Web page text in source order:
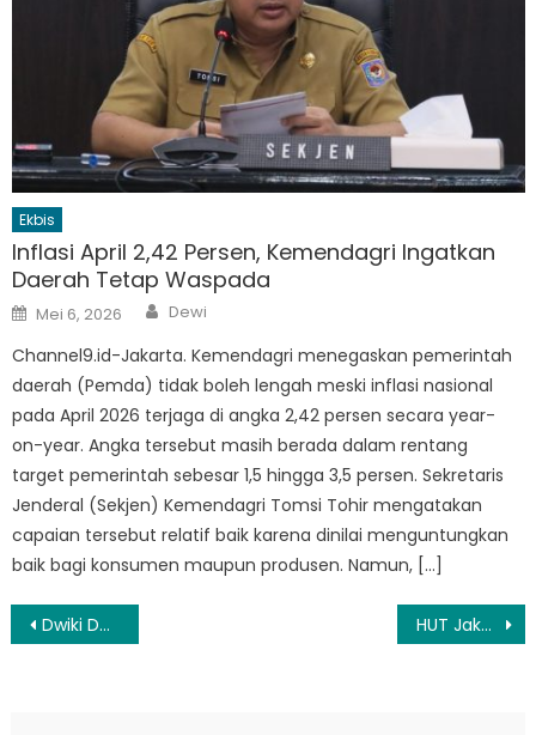
Ekbis
Inflasi April 2,42 Persen, Kemendagri Ingatkan
Daerah Tetap Waspada
Posted
on
Mei 6, 2026 Author
Dewi
Channel9.id-Jakarta. Kemendagri menegaskan pemerintah
daerah (Pemda) tidak boleh lengah meski inflasi nasional
pada April 2026 terjaga di angka 2,42 persen secara year-
on-year. Angka tersebut masih berada dalam rentang
target pemerintah sebesar 1,5 hingga 3,5 persen. Sekretaris
Jenderal (Sekjen) Kemendagri Tomsi Tohir mengatakan
capaian tersebut relatif baik karena dinilai menguntungkan
baik bagi konsumen maupun produsen. Namun, […]
Navigasi
Dwiki Dharmawan Kolaborasi Sandhy Sondoro Rilis Ulang Lagu ‘Gemilang’ HUT Jakarta ke-497, Tarif MRT, LRT dan Transjakarta Cuma Rp1